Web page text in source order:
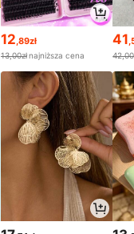
12,89zł
13,00złnajniższa cena
41